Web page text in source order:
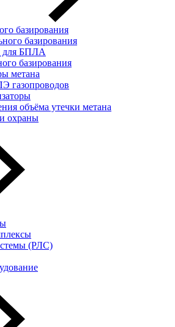
базирования
базирования
для БПЛА
базирования
метана
газопроводов
объёма утечки метана
охраны
(РЛС)